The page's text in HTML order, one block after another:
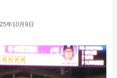
年10月9日